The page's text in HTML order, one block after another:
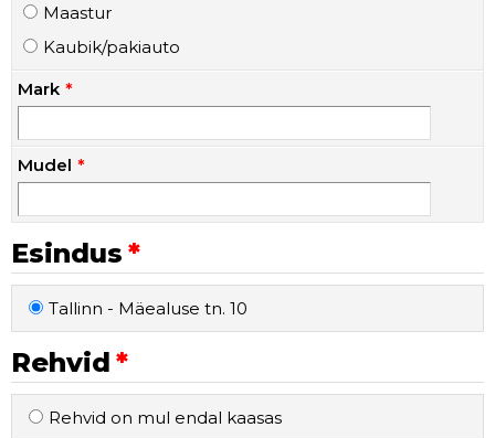
Maastur
Kaubik/pakiauto
Mark
Mudel
Esindus
Tallinn - Mäealuse tn. 10
Rehvid
Rehvid on mul endal kaasas